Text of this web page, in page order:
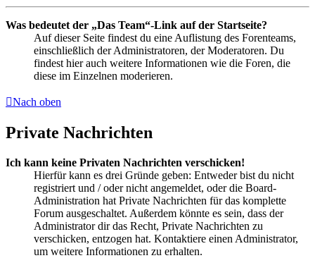
Was bedeutet der „Das Team“-Link auf der Startseite?
Auf dieser Seite findest du eine Auflistung des Forenteams,
einschließlich der Administratoren, der Moderatoren. Du
findest hier auch weitere Informationen wie die Foren, die
diese im Einzelnen moderieren.
Nach oben
Private Nachrichten
Ich kann keine Privaten Nachrichten verschicken!
Hierfür kann es drei Gründe geben: Entweder bist du nicht
registriert und / oder nicht angemeldet, oder die Board-
Administration hat Private Nachrichten für das komplette
Forum ausgeschaltet. Außerdem könnte es sein, dass der
Administrator dir das Recht, Private Nachrichten zu
verschicken, entzogen hat. Kontaktiere einen Administrator,
um weitere Informationen zu erhalten.